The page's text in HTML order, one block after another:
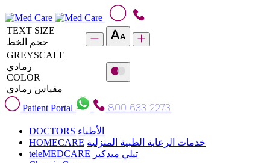
TEXT SIZE
حجم الخط
GREYSCALE
رمادي
COLOR
مقياس رمادي
Patient Portal
800 633 2273
DOCTORS الأطباء
HOMECARE خدمات الرعاية الطبية المنزلية
teleMEDCARE تيلي ميدكير